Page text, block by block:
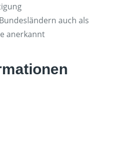
auch als
anerkannt